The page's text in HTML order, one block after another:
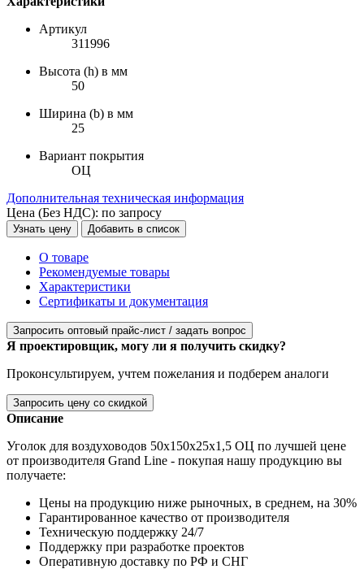
Артикул
311996
Высота (h) в мм
50
Ширина (b) в мм
25
Вариант покрытия
ОЦ
Дополнительная техническая информация
Цена (Без НДС): по запросу
Узнать цену Добавить в список
О товаре
Рекомендуемые товары
Характеристики
Сертификаты и документация
Запросить оптовый прайс-лист / задать вопрос
Я проектировщик, могу ли я получить скидку?
Проконсультируем, учтем пожелания и подберем аналоги
Запросить цену со скидкой
Описание
Уголок для воздуховодов 50х150х25х1,5 ОЦ по лучшей цене
от производителя Grand Line - покупая нашу продукцию вы
получаете:
Цены на продукцию ниже рыночных, в среднем, на 30%
Гарантированное качество от производителя
Техническую поддержку 24/7
Поддержку при разработке проектов
Оперативную доставку по РФ и СНГ